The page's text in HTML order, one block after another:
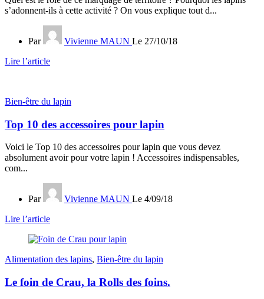
s’adonnent-ils à cette activité ? On vous explique tout d...
Par Vivienne MAUN Le 27/10/18
Lire l’article
Bien-être du lapin
Top 10 des accessoires pour lapin
Voici le Top 10 des accessoires pour lapin que vous devez
absolument avoir pour votre lapin ! Accessoires indispensables,
com...
Par Vivienne MAUN Le 4/09/18
Lire l’article
Alimentation des lapins, Bien-être du lapin
Le foin de Crau, la Rolls des foins.